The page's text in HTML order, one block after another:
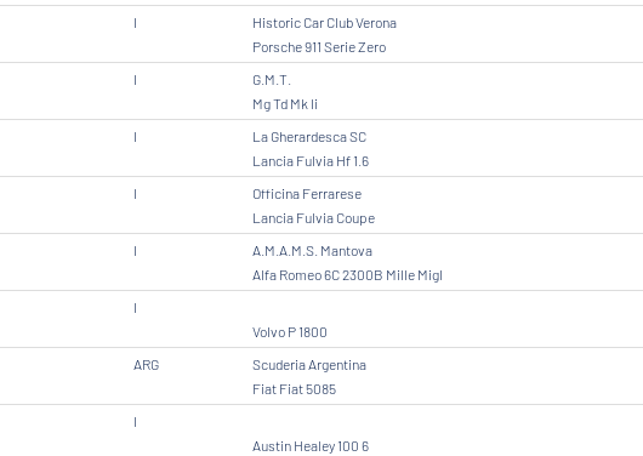
I
Historic Car Club Verona
Porsche 911 Serie Zero
I
G.M.T.
Mg Td Mk Ii
I
La Gherardesca SC
Lancia Fulvia Hf 1.6
I
Officina Ferrarese
Lancia Fulvia Coupe
I
A.M.A.M.S. Mantova
Alfa Romeo 6C 2300B Mille Migl
I
Volvo P 1800
ARG
Scuderia Argentina
Fiat Fiat 5085
I
Austin Healey 100 6